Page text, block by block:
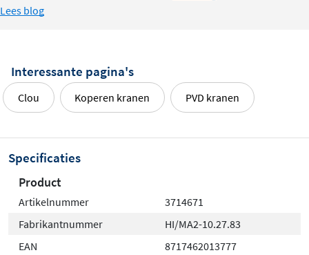
Lees blog
Interessante pagina's
Clou Koperen kranen PVD kranen
Specificaties
Product
Artikelnummer
3714671
Fabrikantnummer
HI/MA2-10.27.83
EAN
8717462013777